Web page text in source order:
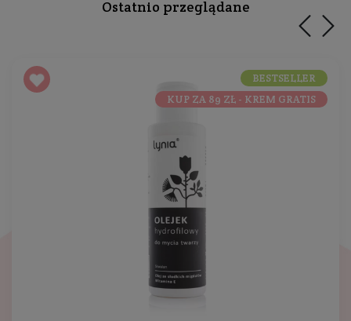
Ostatnio przeglądane
BESTSELLER
KUP ZA 89 ZŁ - KREM GRATIS